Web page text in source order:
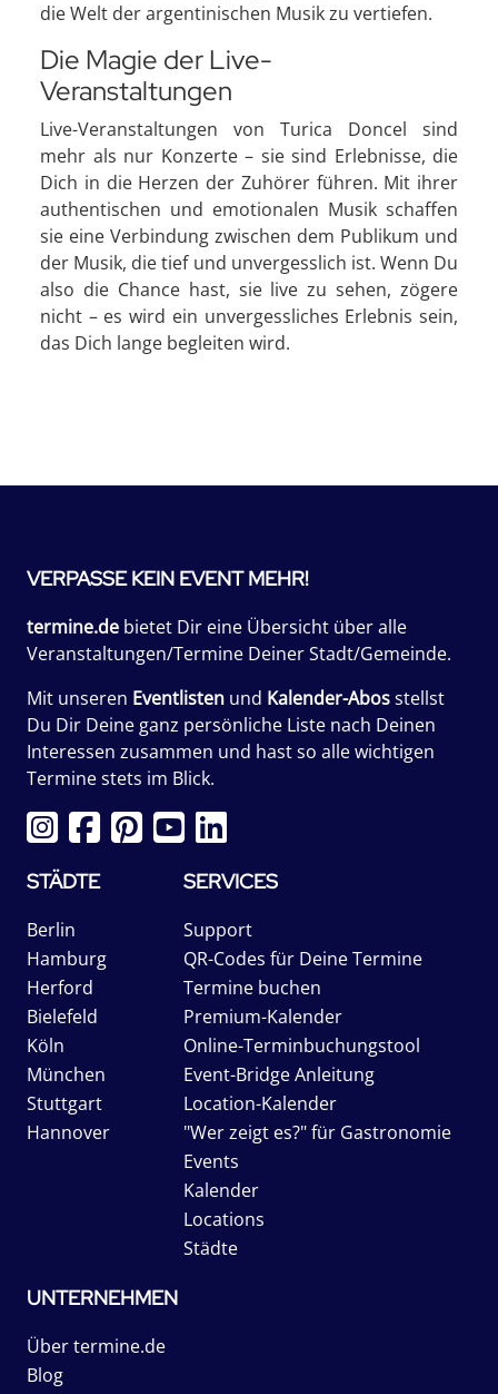
die Welt der argentinischen Musik zu vertiefen.
Die Magie der Live-
Veranstaltungen
Live-Veranstaltungen von Turica Doncel sind
mehr als nur Konzerte – sie sind Erlebnisse, die
Dich in die Herzen der Zuhörer führen. Mit ihrer
authentischen und emotionalen Musik schaffen
sie eine Verbindung zwischen dem Publikum und
der Musik, die tief und unvergesslich ist. Wenn Du
also die Chance hast, sie live zu sehen, zögere
nicht – es wird ein unvergessliches Erlebnis sein,
das Dich lange begleiten wird.
VERPASSE KEIN EVENT MEHR!
termine.de bietet Dir eine Übersicht über alle
Veranstaltungen/Termine Deiner Stadt/Gemeinde.
Mit unseren Eventlisten und Kalender-Abosstellst
Du Dir Deine ganz persönliche Liste nach Deinen
Interessen zusammen und hast so alle wichtigen
Termine stets im Blick.
STÄDTE
Berlin
Hamburg
Herford
Bielefeld
Köln
München
Stuttgart
Hannover
SERVICES
Support
QR-Codes für Deine Termine
Termine buchen
Premium-Kalender
Online-Terminbuchungstool
Event-Bridge Anleitung
Location-Kalender
"Wer zeigt es?" für Gastronomie
Events
Kalender
Locations
Städte
UNTERNEHMEN
Über termine.de
Blog